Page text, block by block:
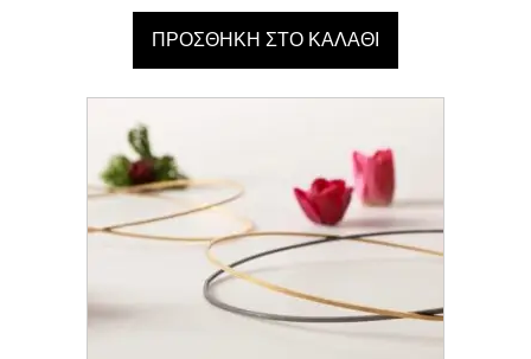
ΠΡΟΣΘΉΚΗ ΣΤΟ ΚΑΛΆΘΙ